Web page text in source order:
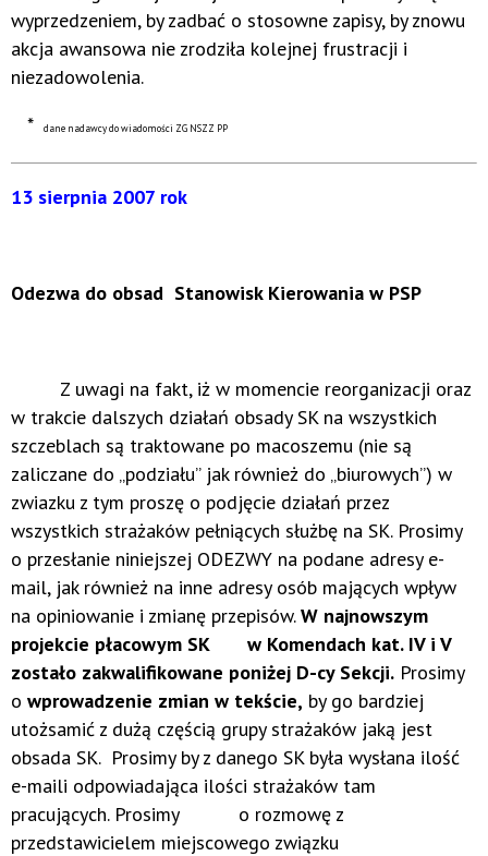
wyprzedzeniem, by zadbać o stosowne zapisy, by znowu
akcja awansowa nie zrodziła kolejnej frustracji i
niezadowolenia.
*
dane nadawcy do wiadomości ZG NSZZ PP
13 sierpnia 2007 rok
Odezwa do obsad Stanowisk Kierowania w PSP
Z uwagi na fakt, iż w momencie reorganizacji oraz
w trakcie dalszych działań obsady SK na wszystkich
szczeblach są traktowane po macoszemu (nie są
zaliczane do „podziału” jak również do „biurowych”) w
zwiazku z tym proszę o podjęcie działań przez
wszystkich strażaków pełniących służbę na SK. Prosimy
o przesłanie niniejszej ODEZWY na podane adresy e-
mail, jak również na inne adresy osób mających wpływ
na opiniowanie i zmianę przepisów.W najnowszym
projekcie płacowym SK w Komendach kat. IV i V
zostało zakwalifikowane poniżej D-cy Sekcji. Prosimy
o wprowadzenie zmian w tekście, by go bardziej
utożsamić z dużą częścią grupy strażaków jaką jest
obsada SK. Prosimy by z danego SK była wysłana ilość
e-maili odpowiadająca ilości strażaków tam
pracujących. Prosimy o rozmowę z
przedstawicielem miejscowego związku